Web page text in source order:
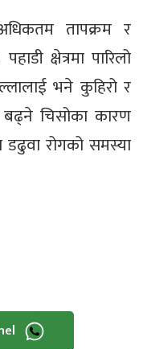
तापक्रम र
क्षेत्रमा पारिलो
भने कुहिरो र
चिसोका कारण
रोगको समस्या